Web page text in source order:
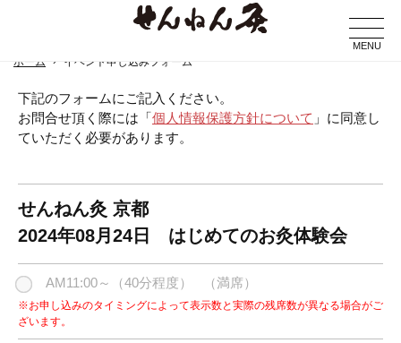
MENU
ホーム イベント申し込みフォーム
下記のフォームにご記入ください。
お問合せ頂く際には「個人情報保護方針について 」に同意し
ていただく必要があります。
せんねん灸 京都
2024年08月24日 はじめてのお灸体験会
AM11:00～（40分程度） （満席）
※お申し込みのタイミングによって表示数と実際の残席数が異なる場合がご
ざいます。